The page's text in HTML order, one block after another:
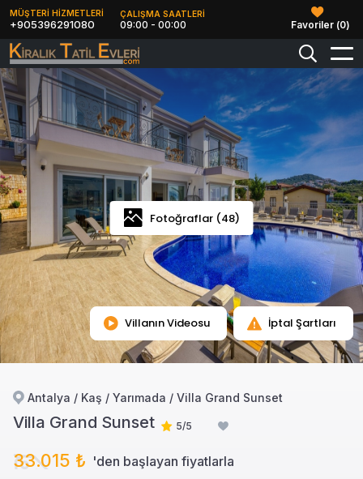
MÜŞTERİ HİZMETLERİ
+905396291080
ÇALIŞMA SAATLERİ
09:00 - 00:00 Favoriler (0)
Fotoğraflar (48)
Villanın Videosu İptal Şartları
Antalya / Kaş / Yarımada / Villa Grand Sunset
Villa Grand Sunset 5/5
33.015 ₺ 'den başlayan fiyatlarla